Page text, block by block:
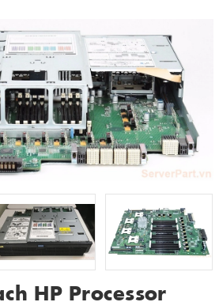
HP Processor